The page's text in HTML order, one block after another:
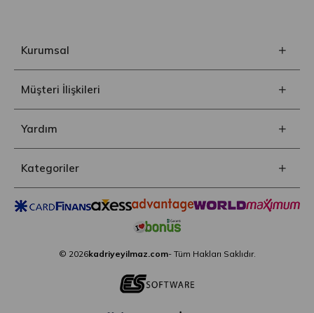
Kurumsal
Müşteri İlişkileri
Yardım
Kategoriler
© 2026kadriyeyilmaz.com- Tüm Hakları Saklıdır.